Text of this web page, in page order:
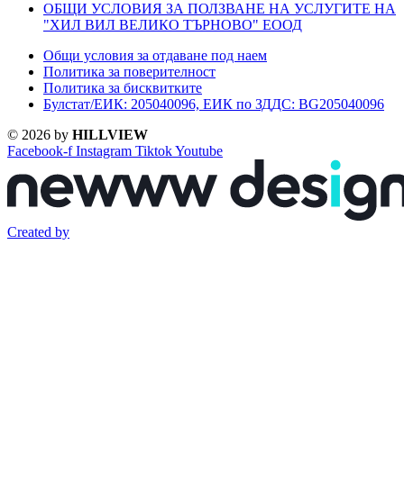
ОБЩИ УСЛОВИЯ ЗА ПОЛЗВАНЕ НА УСЛУГИТЕ НА
"ХИЛ ВИЛ ВЕЛИКО ТЪРНОВО" ЕООД
Общи условия за отдаване под наем
Политика за поверителност
Политика за бисквитките
Булстат/ЕИК: 205040096, ЕИК по ЗДДС: BG205040096
© 2026 by HILLVIEW
Facebook-f Instagram TiktokYoutube
Created by